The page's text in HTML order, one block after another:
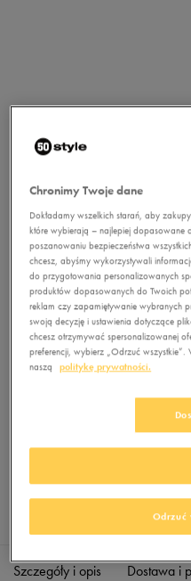
NIKE LEGGINGS W
LEG-A-SEE LGGNG AOP
0.0(0)
149,99złz Vat
+ 750 PKT WKLUBIE 50 STYLE
Jeśli artykuł będzie ponownie
Powiadom o
S Powiadom o
Sprawdź dostępność w
Szczegóły i opis Dostawa i
Chronimy Twoje dane
Dokładamy wszelkich starań, aby
które wybierają – najlepiej dopasowane
poszanowaniu bezpieczeństwa
chcesz, abyśmy wykorzystywali
do przygotowania personalizowanych
produktów dopasowanych do Twoich
reklam czy zapamiętywanie wybranych
swoją decyzję i ustawienia dotyczące
chcesz otrzymywać spersonalizowanej
preferencji, wybierz „Odrzuć
naszą
politykę prywatności.
Odrzuć